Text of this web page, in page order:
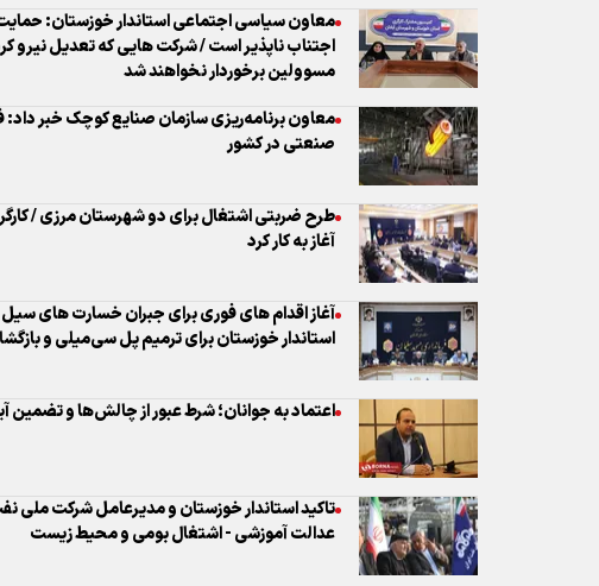
معاون سیاسی اجتماعی استاندار خوزستان:
اجتناب ناپذیر است / شرکت هایی که تعدیل نیرو
مسوولین برخوردار نخواهند شد
معاون برنامه‌ریزی سازمان صنایع کوچک خبر
صنعتی در کشور
طرح ضربتی اشتغال برای دو شهرستان مرزی /
آغاز به کار کرد
آغاز اقدام های فوری برای جبران خسارت های
استاندار خوزستان برای ترمیم پل سی‌میلی و
اعتماد به جوانان؛ شرط عبور از چالش‌ها و تضمین
تاکید استاندار خوزستان و مدیرعامل شرکت ملی
عدالت آموزشی - اشتغال بومی و محیط زیست